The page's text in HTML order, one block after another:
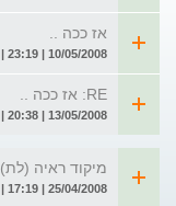
אז ככה ..
10/05/2008 | 23:19 | מאת: דוריססס
RE: אז ככה ..
13/05/2008 | 20:38 | מאת: קובי בריג
מיקוד ראיה (לת)
25/04/2008 | 17:19 | מאת: רוני